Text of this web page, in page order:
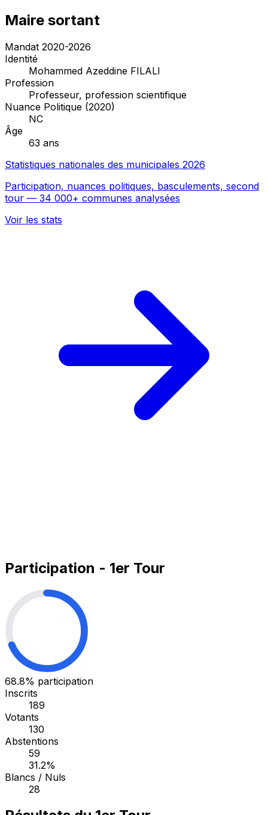
Maire sortant
Mandat 2020-2026
Identité
Mohammed Azeddine FILALI
Profession
Professeur, profession scientifique
Nuance Politique (2020)
NC
Âge
63 ans
Statistiques nationales des municipales 2026
Participation, nuances politiques, basculements, second
tour — 34 000+ communes analysées
Voir les stats
Participation - 1er Tour
68.8% participation
Inscrits
189
Votants
130
Abstentions
59
31.2%
Blancs / Nuls
28